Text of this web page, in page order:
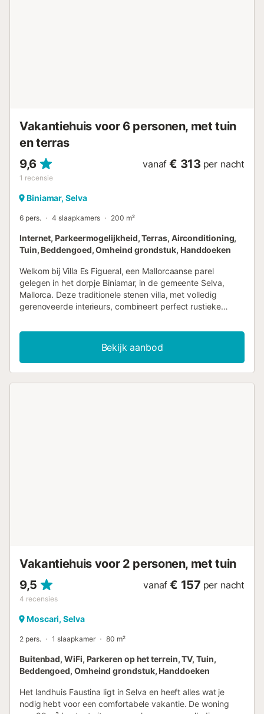
Vakantiehuis voor 6 personen, met tuin
en terras
9,6
1 recensie
vanaf € 313 per nacht
Biniamar, Selva
6 pers. 4 slaapkamers 200 m²
Internet, Parkeermogelijkheid, Terras, Airconditioning,
Tuin, Beddengoed, Omheind grondstuk, Handdoeken
Welkom bij Villa Es Figueral, een Mallorcaanse parel
gelegen in het dorpje Biniamar, in de gemeente Selva,
Mallorca. Deze traditionele stenen villa, met volledig
gerenoveerde interieurs, combineert perfect rustieke
vakantiewoning van je dromen wordt. Bij het betreden van
de accommodatie wordt u verwelkomd door een prachtige
patio, met een majestueuze olijfboom die de bezoeker met
zijn tijdloze charme verwelkomt. De voordeur geeft
beschikt over een privéterras met een prachtig uitzicht op
Bekijk aanbod
Vakantiehuis voor 2 personen, met tuin
9,5
4 recensies
vanaf € 157 per nacht
Moscari, Selva
2 pers. 1 slaapkamer 80 m²
Buitenbad, WiFi, Parkeren op het terrein, TV, Tuin,
Beddengoed, Omheind grondstuk, Handdoeken
Het landhuis Faustina ligt in Selva en heeft alles wat je
nodig hebt voor een comfortabele vakantie. De woning